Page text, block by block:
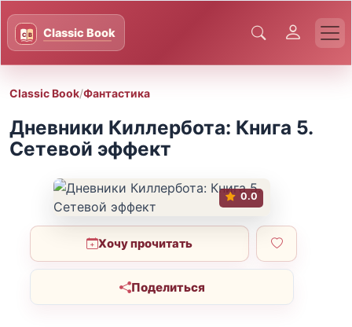
Classic Book/Фантастика
Дневники Киллербота: Книга 5.
Сетевой эффект
0.0
Хочу прочитать
Поделиться